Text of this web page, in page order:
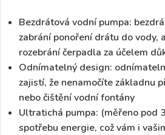
Bezdrátová vodní pumpa:
zabrání ponoření drátu do vody,
rozebrání čerpadla za účelem
Odnímatelný design:
zajistí, že nenamočíte základnu
nebo čištění vodní fontány
Ultratichá pumpa: (měřeno pod
spotřebu energie, což vám i